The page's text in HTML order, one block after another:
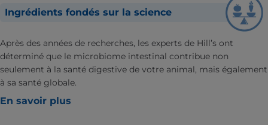
Ingrédients fondés sur la science
Après des années de recherches, les experts de Hill’s ont
déterminé que le microbiome intestinal contribue non
seulement à la santé digestive de votre animal, mais également
à sa santé globale.
En savoir plus